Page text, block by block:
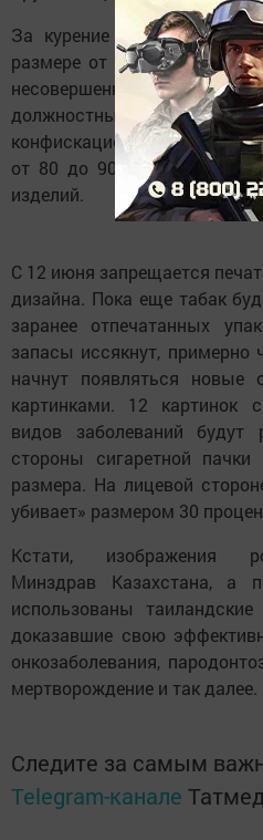
За курение в
размере от 1 до 1,5 тысячи
несовершеннолетнему
должностных лиц от 8
конфискацией табачной
от 80 до 90 тысяч рублей
изделий.
С 12 июня запрещается
дизайна. Пока еще табак
заранее отпечатанных
запасы иссякнут, примерно
начнут появляться новые
картинками. 12 картинок
видов заболеваний
стороны сигаретной
размера. На лицевой
убивает» размером 30
Кстати, изображения
Минздрав Казахстана, а
использованы
доказавшие свою
онкозаболевания,
мертворождение и так далее.
Следите за самым
Telegram-канале